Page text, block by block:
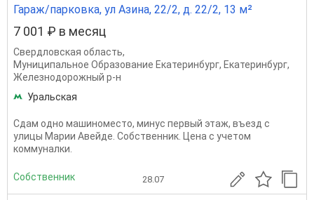
Гараж/парковка, ул Азина, 22/2, д. 22/2, 13 м²
7 001 ₽ в месяц
Свердловская область,
Муниципальное Образование Екатеринбург, Екатеринбург,
Железнодорожный р-н
Уральская
Сдам одно машиноместо, минус первый этаж, въезд с
улицы Марии Авейде. Собственник. Цена с учетом
коммуналки.
Собственник 28.07